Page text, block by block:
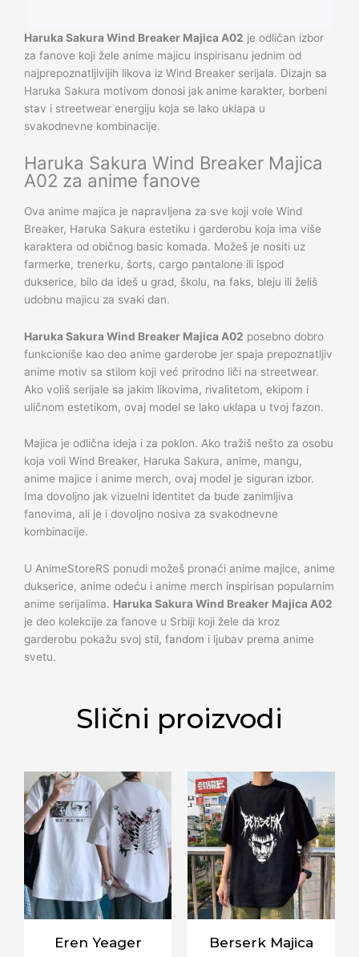
Haruka Sakura Wind Breaker Majica A02 je odličan izbor
za fanove koji žele anime majicu inspirisanu jednim od
najprepoznatljivijih likova iz Wind Breaker serijala. Dizajn sa
Haruka Sakura motivom donosi jak anime karakter, borbeni
stav i streetwear energiju koja se lako uklapa u
svakodnevne kombinacije.
Haruka Sakura Wind Breaker Majica
A02 za anime fanove
Ova anime majica je napravljena za sve koji vole Wind
Breaker, Haruka Sakura estetiku i garderobu koja ima više
karaktera od običnog basic komada. Možeš je nositi uz
farmerke, trenerku, šorts, cargo pantalone ili ispod
dukserice, bilo da ideš u grad, školu, na faks, bleju ili želiš
udobnu majicu za svaki dan.
Haruka Sakura Wind Breaker Majica A02 posebno dobro
funkcioniše kao deo anime garderobe jer spaja prepoznatljiv
anime motiv sa stilom koji već prirodno liči na streetwear.
Ako voliš serijale sa jakim likovima, rivalitetom, ekipom i
uličnom estetikom, ovaj model se lako uklapa u tvoj fazon.
Majica je odlična ideja i za poklon. Ako tražiš nešto za osobu
koja voli Wind Breaker, Haruka Sakura, anime, mangu,
anime majice i anime merch, ovaj model je siguran izbor.
Ima dovoljno jak vizuelni identitet da bude zanimljiva
fanovima, ali je i dovoljno nosiva za svakodnevne
kombinacije.
U AnimeStoreRS ponudi možeš pronaći anime majice, anime
dukserice, anime odeću i anime merch inspirisan popularnim
anime serijalima. Haruka Sakura Wind Breaker Majica A02
je deo kolekcije za fanove u Srbiji koji žele da kroz
garderobu pokažu svoj stil, fandom i ljubav prema anime
svetu.
Slični proizvodi
Eren Yeager
Berserk Majica